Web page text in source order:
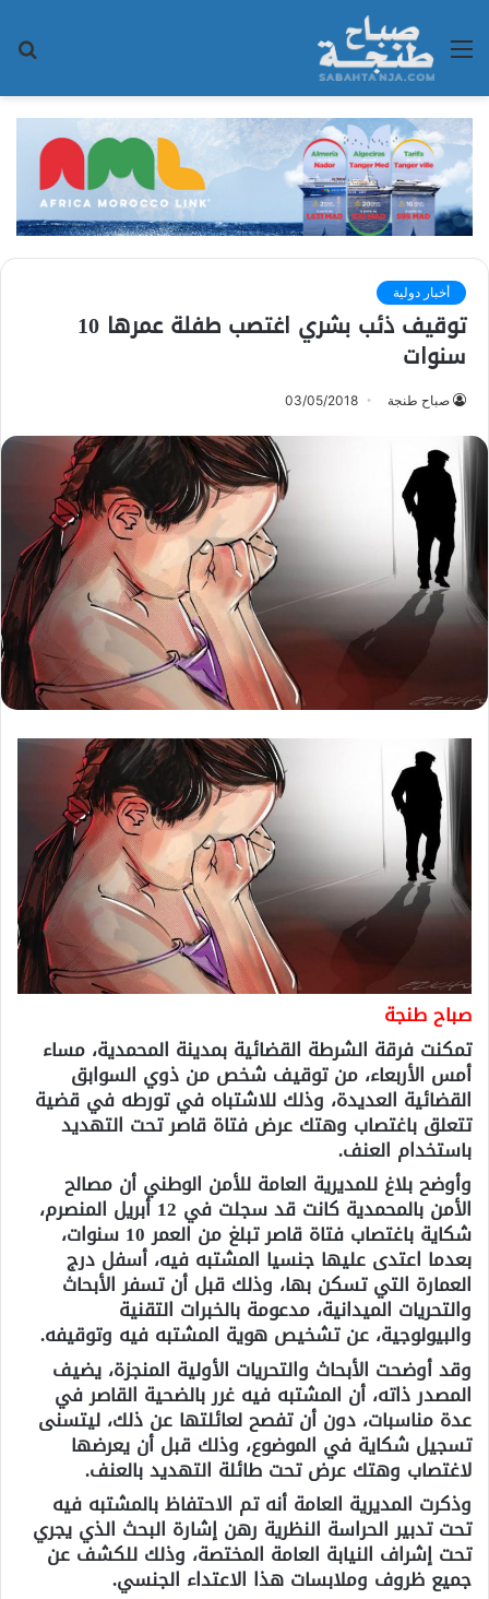
القائمة
أخبار دولية
توقيف ذئب بشري اغتصب طفلة عمرها 10
سنوات
صباح طنجة 03/05/2018
صباح طنجة
تمكنت فرقة الشرطة القضائية بمدينة المحمدية، مساء
أمس الأربعاء، من توقيف شخص من ذوي السوابق
القضائية العديدة، وذلك للاشتباه في تورطه في قضية
تتعلق باغتصاب وهتك عرض فتاة قاصر تحت التهديد
باستخدام العنف.
وأوضح بلاغ للمديرية العامة للأمن الوطني أن مصالح
الأمن بالمحمدية كانت قد سجلت في 12 أبريل المنصرم،
شكاية باغتصاب فتاة قاصر تبلغ من العمر 10 سنوات،
بعدما اعتدى عليها جنسيا المشتبه فيه، أسفل درج
العمارة التي تسكن بها، وذلك قبل أن تسفر الأبحاث
والتحريات الميدانية، مدعومة بالخبرات التقنية
والبيولوجية، عن تشخيص هوية المشتبه فيه وتوقيفه.
وقد أوضحت الأبحاث والتحريات الأولية المنجزة، يضيف
المصدر ذاته، أن المشتبه فيه غرر بالضحية القاصر في
عدة مناسبات، دون أن تفصح لعائلتها عن ذلك، ليتسنى
تسجيل شكاية في الموضوع، وذلك قبل أن يعرضها
لاغتصاب وهتك عرض تحت طائلة التهديد بالعنف.
وذكرت المديرية العامة أنه تم الاحتفاظ بالمشتبه فيه
تحت تدبير الحراسة النظرية رهن إشارة البحث الذي يجري
تحت إشراف النيابة العامة المختصة، وذلك للكشف عن
جميع ظروف وملابسات هذا الاعتداء الجنسي.